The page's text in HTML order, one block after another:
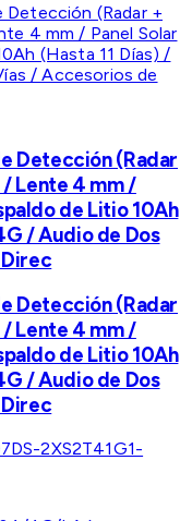
Detección (Radar
/ Lente 4 mm /
de Litio 10Ah
/ Audio de Dos
Detección (Radar
/ Lente 4 mm /
de Litio 10Ah
/ Audio de Dos
DS-2XS2T41G1-